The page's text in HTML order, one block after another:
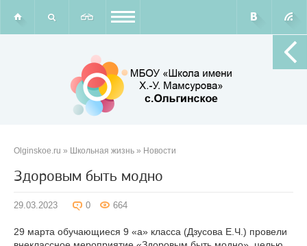
Olginskoe.ru » Школьная жизнь » Новости
Здоровым быть модно
29.03.2023 0 664
29 марта обучающиеся 9 «а» класса (Дзусова Е.Ч.) провели